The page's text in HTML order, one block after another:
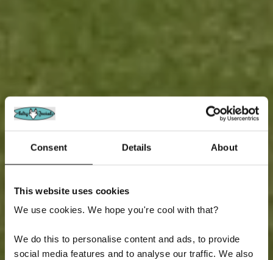
Consent Details About
This website uses cookies
We use cookies. We hope you're cool with that?
We do this to personalise content and ads, to provide
social media features and to analyse our traffic. We also